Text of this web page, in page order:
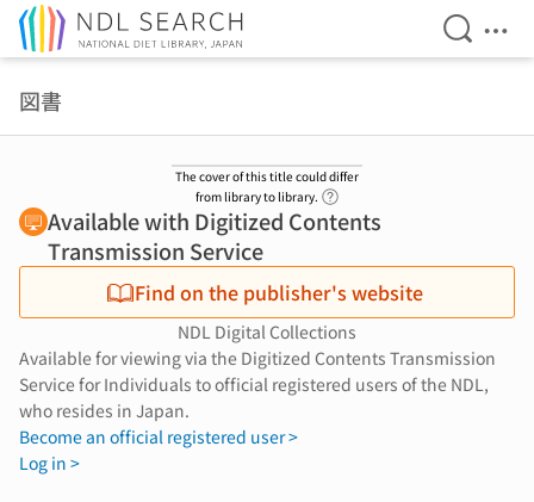
Open
図書
The cover of this title could differ
from library to library.
Available with Digitized Contents
Transmission Service
Find on the publisher's website
NDL Digital Collections
Available for viewing via the Digitized Contents Transmission
Service for Individuals to official registered users of the NDL,
who resides in Japan.
Become an official registered user >
Log in >